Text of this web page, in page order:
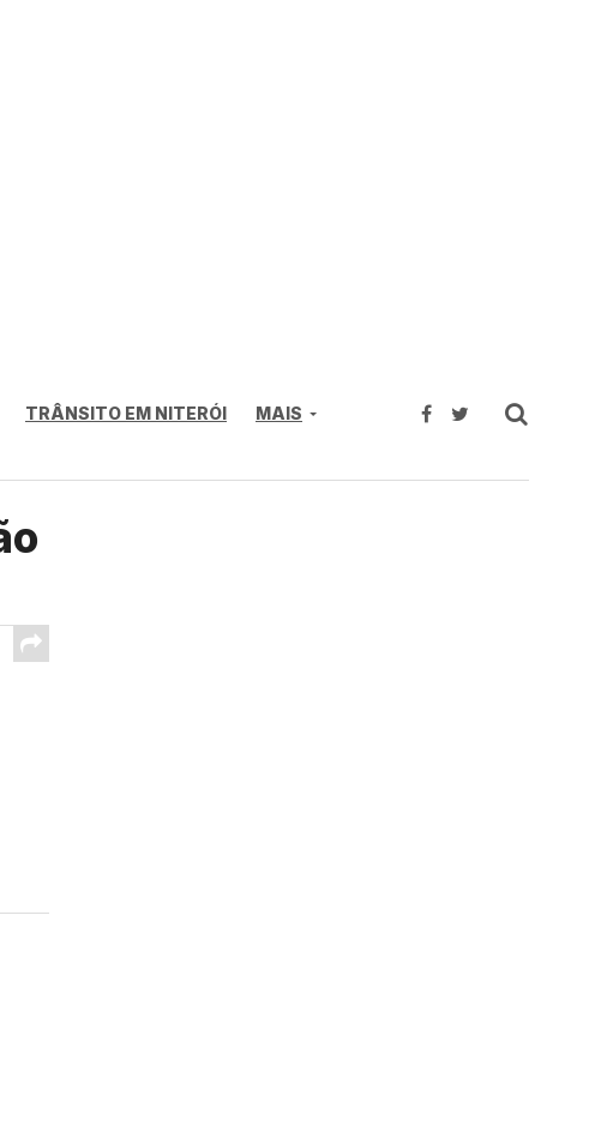
TRÂNSITO EM NITERÓI MAIS